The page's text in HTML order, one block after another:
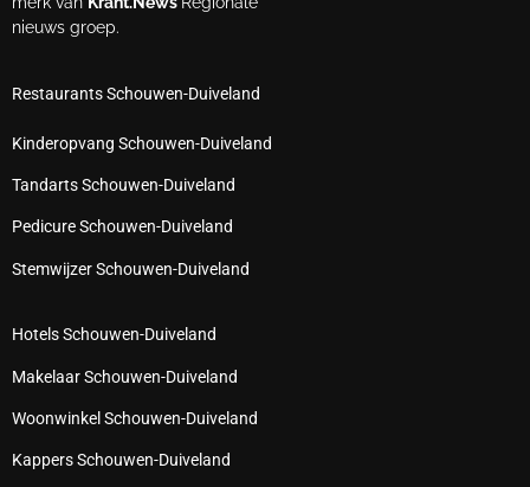
nieuws groep.
Restaurants Schouwen-Duiveland
Kinderopvang Schouwen-Duiveland
Tandarts Schouwen-Duiveland
Pedicure Schouwen-Duiveland
Stemwijzer Schouwen-Duiveland
Hotels Schouwen-Duiveland
Makelaar Schouwen-Duiveland
Woonwinkel Schouwen-Duiveland
Kappers Schouwen-Duiveland